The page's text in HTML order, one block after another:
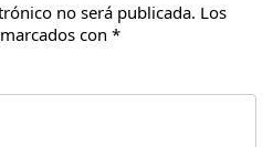
no será publicada. Los
con *